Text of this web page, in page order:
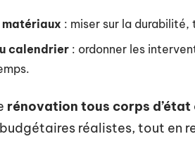
: miser sur la
calendrier : ordonner les
rénovation tous corps d’état
réalistes, tout en